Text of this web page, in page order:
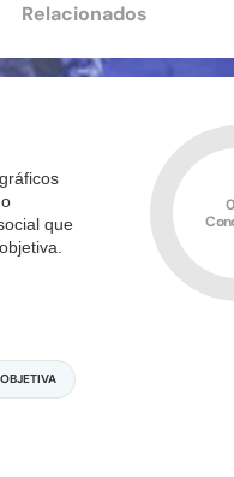
Relacionados
que
OBJETIVA